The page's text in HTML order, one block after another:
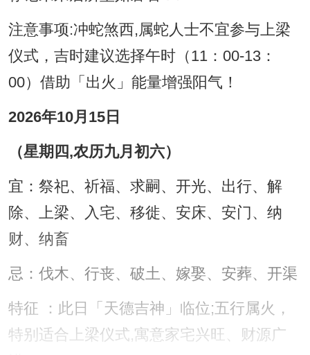
注意事项:冲蛇煞西,属蛇人士不宜参与上梁
仪式，吉时建议选择午时（11：00-13：
00）借助「出火」能量增强阳气！
2026年10月15日
（星期四,农历九月初六）
宜：祭祀、祈福、求嗣、开光、出行、解
除、上梁、入宅、移徙、安床、安门、纳
财、纳畜
忌：伐木、行丧、破土、嫁娶、安葬、开渠
特征 ：此日「天德吉神」临位;五行属火，
特别适合上梁仪式,寓意家宅兴旺、财源广